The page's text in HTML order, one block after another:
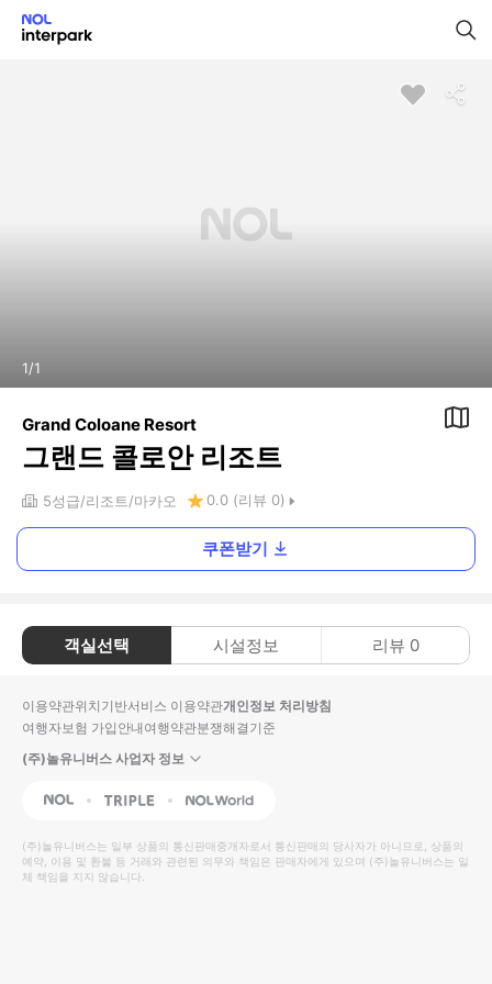
1/1
Grand Coloane Resort
그랜드 콜로안 리조트
5성급 리조트 마카오 0.0 (리뷰 0)
쿠폰받기
객실선택 시설정보 리뷰 0
이용약관위치기반서비스 이용약관개인정보 처리방침
여행자보험 가입안내여행약관분쟁해결기준
(주)놀유니버스 사업자 정보
NOL Triple Interpark Global
(주)놀유니버스는 일부 상품의 통신판매중개자로서 통신판매의 당사자가 아니므로, 상품의
예약, 이용 및 환불 등 거래와 관련된 의무와 책임은 판매자에게 있으며 (주)놀유니버스는 일
체 책임을 지지 않습니다.